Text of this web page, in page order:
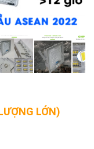
LỚN)